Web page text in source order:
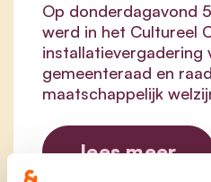
Op donderdagavond
werd in het Cultureel
installatievergadering
gemeenteraad en
maatschappelijk
lees meer